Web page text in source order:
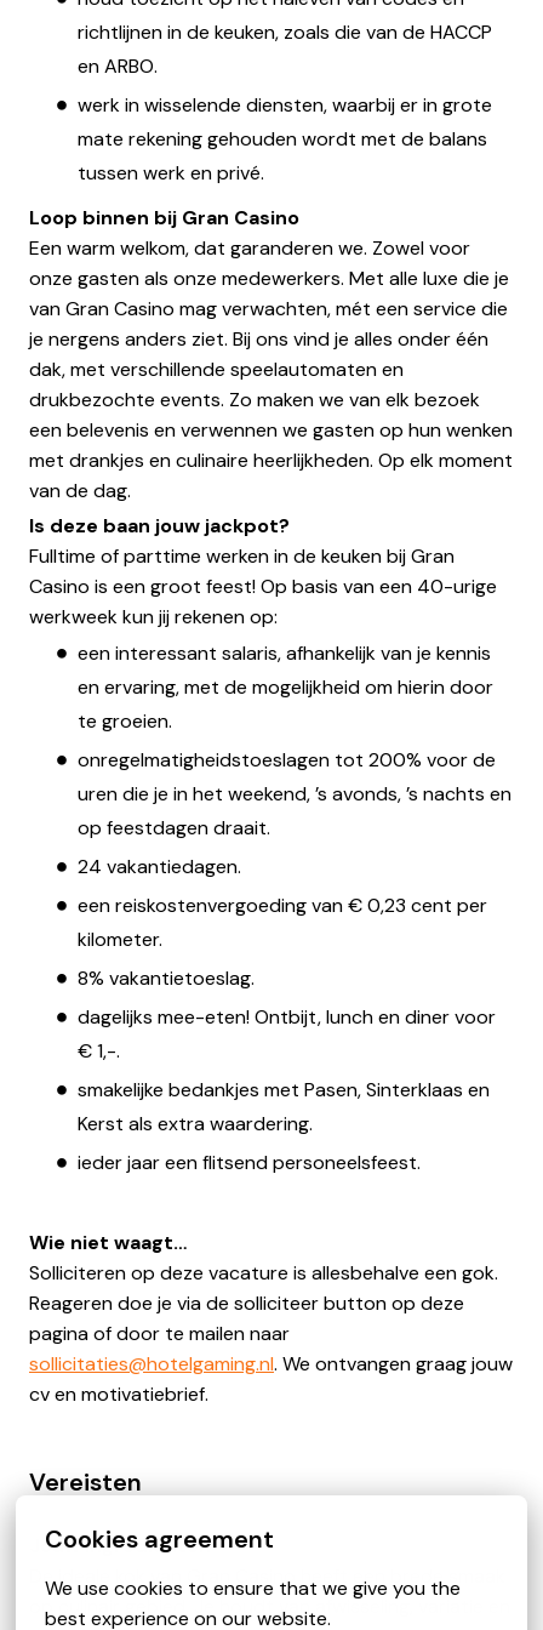
Cookies agreement
We use cookies to ensure that we give you the
best experience on our website.
richtlijnen in de keuken, zoals die van de HACCP
en ARBO.
werk in wisselende diensten, waarbij er in grote
mate rekening gehouden wordt met de balans
tussen werk en privé.
Loop binnen bij Gran Casino
Een warm welkom, dat garanderen we. Zowel voor
onze gasten als onze medewerkers. Met alle luxe die je
van Gran Casino mag verwachten, mét een service die
je nergens anders ziet. Bij ons vind je alles onder één
dak, met verschillende speelautomaten en
drukbezochte events. Zo maken we van elk bezoek
een belevenis en verwennen we gasten op hun wenken
met drankjes en culinaire heerlijkheden. Op elk moment
van de dag.
Is deze baan jouw jackpot?
Fulltime of parttime werken in de keuken bij Gran
Casino is een groot feest! Op basis van een 40-urige
werkweek kun jij rekenen op:
een interessant salaris, afhankelijk van je kennis
en ervaring, met de mogelijkheid om hierin door
te groeien.
onregelmatigheidstoeslagen tot 200% voor de
uren die je in het weekend, ’s avonds, ’s nachts en
op feestdagen draait.
24 vakantiedagen.
een reiskostenvergoeding van € 0,23 cent per
kilometer.
8% vakantietoeslag.
dagelijks mee-eten! Ontbijt, lunch en diner voor
€ 1,-.
smakelijke bedankjes met Pasen, Sinterklaas en
Kerst als extra waardering.
ieder jaar een flitsend personeelsfeest.
Wie niet waagt…
Solliciteren op deze vacature is allesbehalve een gok.
Reageren doe je via de solliciteer button op deze
pagina of door te mailen naar
sollicitaties@hotelgaming.nl. We ontvangen graag jouw
cv en motivatiebrief.
Vereisten
Jouw ingrediënten
De ideale kok van Gran Casino heeft een brede smaak
op culinair gebied. Je houdt van afwisseling, variatie en